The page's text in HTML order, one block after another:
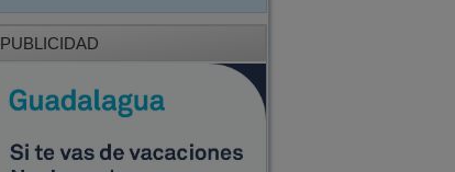
PUBLICIDAD